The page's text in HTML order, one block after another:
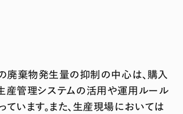
廃棄物発生量の抑制の中心は、購入
産管理システムの活用や運用ルール
ています。また、生産現場においては